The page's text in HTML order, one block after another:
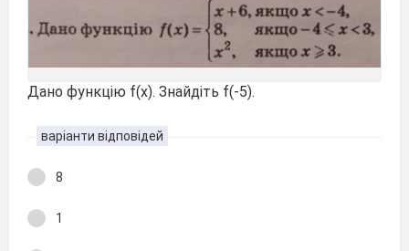
Дано функцію f(x). Знайдіть f(-5).
варіанти відповідей
8
1